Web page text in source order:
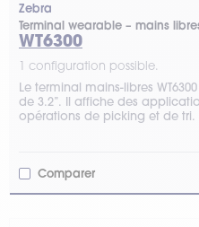
Zebra
Terminal wearable – mains
WT6300
1 configuration possible.
Le terminal mains-libres
de 3.2’’. Il affiche des
opérations de picking et de tri.
Comparer